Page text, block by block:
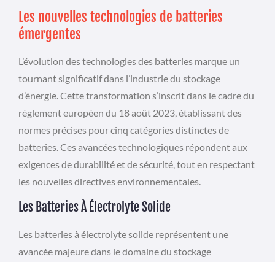
Les nouvelles technologies de batteries
émergentes
L’évolution des technologies des batteries marque un
tournant significatif dans l’industrie du stockage
d’énergie. Cette transformation s’inscrit dans le cadre du
règlement européen du 18 août 2023, établissant des
normes précises pour cinq catégories distinctes de
batteries. Ces avancées technologiques répondent aux
exigences de durabilité et de sécurité, tout en respectant
les nouvelles directives environnementales.
Les Batteries À Électrolyte Solide
Les batteries à électrolyte solide représentent une
avancée majeure dans le domaine du stockage